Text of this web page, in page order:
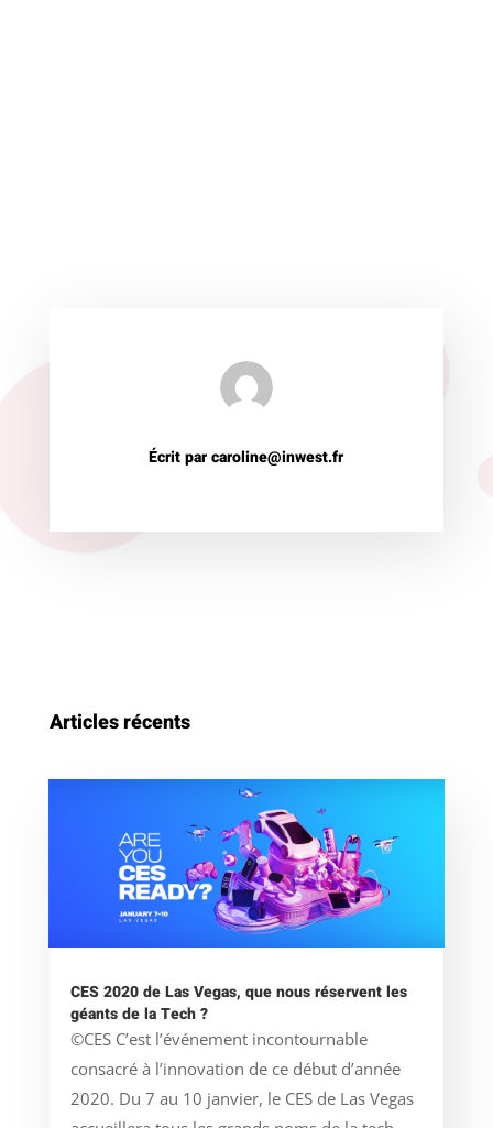
Écrit par caroline@inwest.fr
Articles récents
CES 2020 de Las Vegas, que nous réservent les
géants de la Tech ?
©CES C’est l’événement incontournable
consacré à l’innovation de ce début d’année
2020. Du 7 au 10 janvier, le CES de Las Vegas